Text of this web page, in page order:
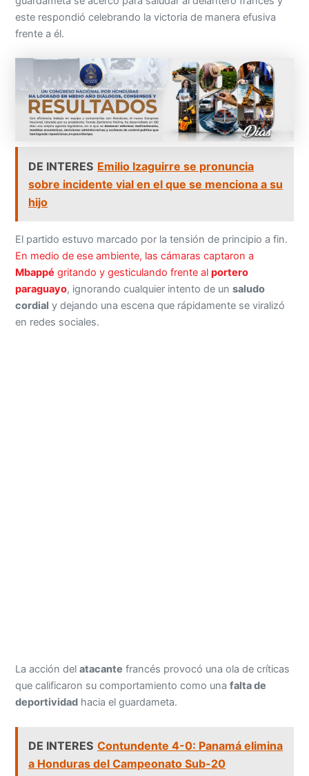
este respondió celebrando la victoria de manera efusiva
frente a él.
DE INTERES Emilio Izaguirre se pronuncia
sobre incidente vial en el que se menciona a su
hijo
El partido estuvo marcado por la tensión de principio a fin.
En medio de ese ambiente, las cámaras captaron a
Mbappé gritando y gesticulando frente alportero
paraguayo, ignorando cualquier intento de unsaludo
cordial y dejando una escena que rápidamente se viralizó
en redes sociales.
La acción delatacante francés provocó una ola de críticas
que calificaron su comportamiento como unafalta de
deportividad hacia el guardameta.
DE INTERES Contundente 4-0: Panamá elimina
a Honduras del Campeonato Sub-20